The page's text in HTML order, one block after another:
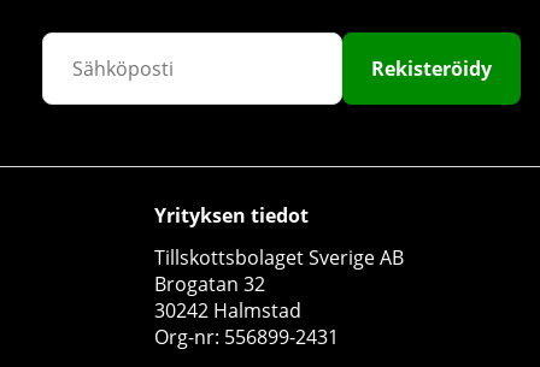
Rekisteröidy
Yrityksen tiedot
Tillskottsbolaget Sverige AB
Brogatan 32
30242 Halmstad
Org-nr: 556899-2431